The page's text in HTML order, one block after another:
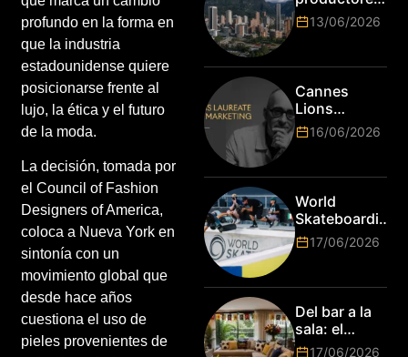
profundo en la forma en
que la industria
estadounidense quiere
posicionarse frente al
lujo, la ética y el futuro
de la moda.
La decisión, tomada por
el Council of Fashion
Designers of America,
coloca a Nueva York en
sintonía con un
movimiento global que
desde hace años
cuestiona el uso de
pieles provenientes de
y cracks de
la tecnología
es hora de
subir de
nivel! Las
marcas más
top del
13/06/2026
Cannes
Lions
anuncia a
Jim Stengel
primer Lions
Laureate for
Marketing
16/06/2026
World
Skateboarding
Tour:
¡Resultados
Mundo de
Park de Roma
2026!
17/06/2026
Del bar a la
sala: el
Mundial
17/06/2026